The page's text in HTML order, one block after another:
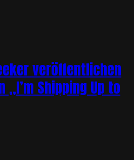
veröffentlichen
„I’m Shipping Up to